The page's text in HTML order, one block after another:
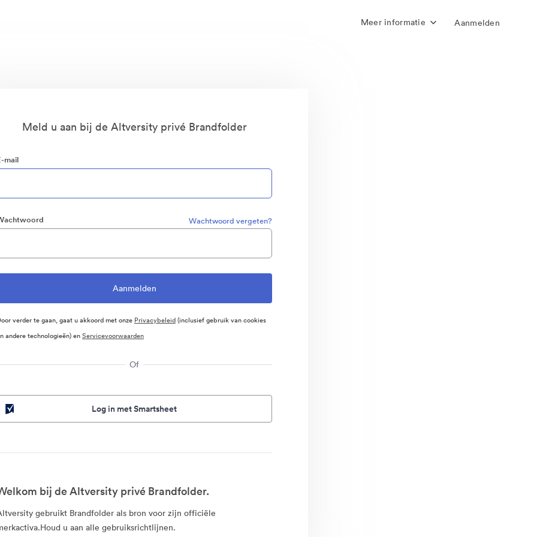
Meer informatie Aanmelden
Meld u aan bij de Altversity privé Brandfolder
mail
Wachtwoord vergeten?
verder te gaan, gaat u akkoord met onze Privacybeleid(inclusief gebruik van cookies
andere technologieën) enServicevoorwaarden
Of
Log in met Smartsheet
bij de Altversity privé Brandfolder.
gebruikt Brandfolder als bron voor zijn officiële
u aan alle gebruiksrichtlijnen.